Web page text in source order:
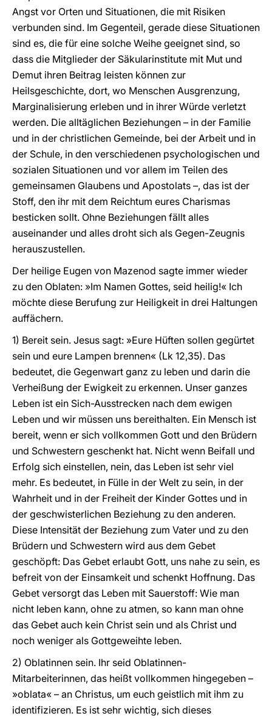
Angst vor Orten und Situationen, die mit Risiken
verbunden sind. Im Gegenteil, gerade diese Situationen
sind es, die für eine solche Weihe geeignet sind, so
dass die Mitglieder der Säkularinstitute mit Mut und
Demut ihren Beitrag leisten können zur
Heilsgeschichte, dort, wo Menschen Ausgrenzung,
Marginalisierung erleben und in ihrer Würde verletzt
werden. Die alltäglichen Beziehungen – in der Familie
und in der christlichen Gemeinde, bei der Arbeit und in
der Schule, in den verschiedenen psychologischen und
sozialen Situationen und vor allem im Teilen des
gemeinsamen Glaubens und Apostolats –, das ist der
Stoff, den ihr mit dem Reichtum eures Charismas
besticken sollt. Ohne Beziehungen fällt alles
auseinander und alles droht sich als Gegen-Zeugnis
herauszustellen.
Der heilige Eugen von Mazenod sagte immer wieder
zu den Oblaten: »Im Namen Gottes, seid heilig!« Ich
möchte diese Berufung zur Heiligkeit in drei Haltungen
auffächern.
1) Bereit sein. Jesus sagt: »Eure Hüften sollen gegürtet
sein und eure Lampen brennen« (Lk 12,35). Das
bedeutet, die Gegenwart ganz zu leben und darin die
Verheißung der Ewigkeit zu erkennen. Unser ganzes
Leben ist ein Sich-Ausstrecken nach dem ewigen
Leben und wir müssen uns bereithalten. Ein Mensch ist
bereit, wenn er sich vollkommen Gott und den Brüdern
und Schwestern geschenkt hat. Nicht wenn Beifall und
Erfolg sich einstellen, nein, das Leben ist sehr viel
mehr. Es bedeutet, in Fülle in der Welt zu sein, in der
Wahrheit und in der Freiheit der Kinder Gottes und in
der geschwisterlichen Beziehung zu den anderen.
Diese Intensität der Beziehung zum Vater und zu den
Brüdern und Schwestern wird aus dem Gebet
geschöpft: Das Gebet erlaubt Gott, uns nahe zu sein, es
befreit von der Einsamkeit und schenkt Hoffnung. Das
Gebet versorgt das Leben mit Sauerstoff: Wie man
nicht leben kann, ohne zu atmen, so kann man ohne
das Gebet auch kein Christ sein und als Christ und
noch weniger als Gottgeweihte leben.
2) Oblatinnen sein. Ihr seid Oblatinnen-
Mitarbeiterinnen, das heißt vollkommen hingegeben –
»oblata« – an Christus, um euch geistlich mit ihm zu
identifizieren. Es ist sehr wichtig, sich dieses